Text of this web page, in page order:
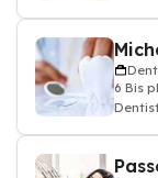
6 Bis